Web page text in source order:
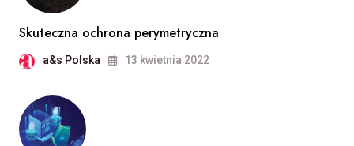
Skuteczna ochrona perymetryczna
a&s Polska 13 kwietnia 2022